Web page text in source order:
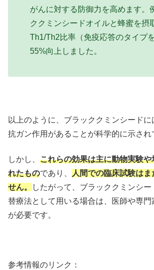
がんに対する防御力を高めます。
ククミンシードオイルと蜂蜜を摂
Th1/Th2比率（免疫応答のタイプ
55%向上しました。
以上のように、ブラッククミンシード
抗ガン作用があることが科学的に示され
しかし、 これらの効果は主に動物実験
れたものであり、
人間での臨床試験は
せん。
したがって、ブラッククミンシ
替療法として用いる場合は、医師や専門
が必要です。
参考情報のリンク：